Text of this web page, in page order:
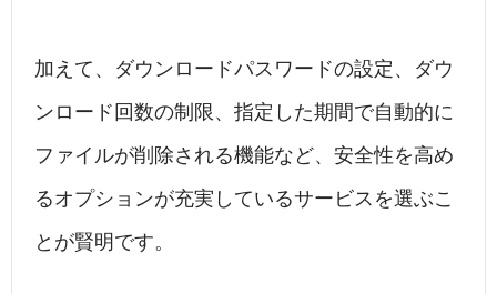
加えて、ダウンロードパスワードの設定、ダウ
ンロード回数の制限、指定した期間で自動的に
ファイルが削除される機能など、安全性を高め
るオプションが充実しているサービスを選ぶこ
とが賢明です。